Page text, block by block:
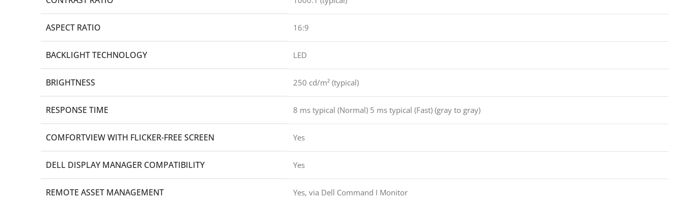
ASPECT RATIO 16:9
BACKLIGHT TECHNOLOGY LED
BRIGHTNESS 250 cd/m² (typical)
RESPONSE TIME 8 ms typical (Normal) 5 ms typical (Fast) (gray to gray)
COMFORTVIEW WITH FLICKER-FREE SCREEN Yes
DELL DISPLAY MANAGER COMPATIBILITY Yes
REMOTE ASSET MANAGEMENT Yes, via Dell Command I Monitor